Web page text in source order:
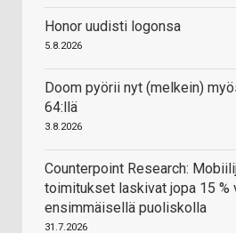
Honor uudisti logonsa
5.8.2026
Doom pyörii nyt (melkein)
64:llä
3.8.2026
Counterpoint Research:
toimitukset laskivat jopa 15 %
ensimmäisellä puoliskolla
31.7.2026